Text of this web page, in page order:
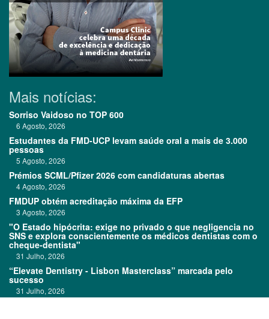
Mais notícias:
Sorriso Vaidoso no TOP 600
6 Agosto, 2026
Estudantes da FMD-UCP levam saúde oral a mais de 3.000
pessoas
5 Agosto, 2026
Prémios SCML/Pfizer 2026 com candidaturas abertas
4 Agosto, 2026
FMDUP obtém acreditação máxima da EFP
3 Agosto, 2026
"O Estado hipócrita: exige no privado o que negligencia no
SNS e explora conscientemente os médicos dentistas com o
cheque-dentista"
31 Julho, 2026
“Elevate Dentistry - Lisbon Masterclass” marcada pelo
sucesso
31 Julho, 2026